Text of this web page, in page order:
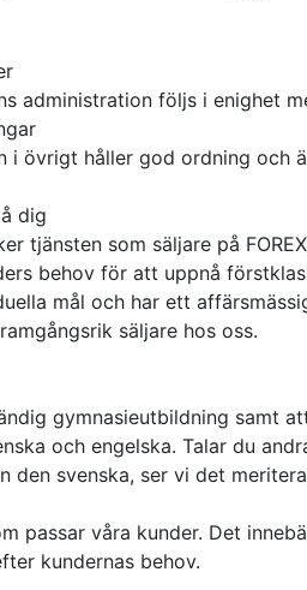
administration följs i enighet
i övrigt håller god ordning och
dig
tjänsten som säljare på
behov för att uppnå
mål och har ett
säljare hos oss.
gymnasieutbildning samt
och engelska. Talar du
den svenska, ser vi det
passar våra kunder. Det
kundernas behov.